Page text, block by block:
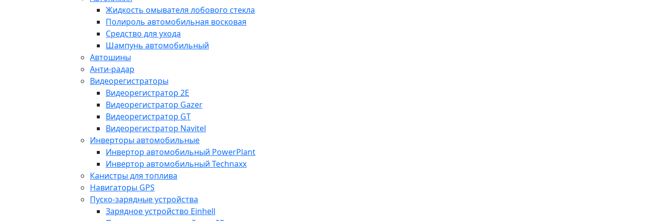
Жидкость омывателя лобового стекла
Полироль автомобильная восковая
Средство для ухода
Шампунь автомобильный
Автошины
Анти-радар
Видеорегистраторы
Видеорегистратор 2E
Видеорегистратор Gazer
Видеорегистратор GT
Видеорегистратор Navitel
Инверторы автомобильные
Инвертор автомобильный PowerPlant
Инвертор автомобильный Technaxx
Канистры для топлива
Навигаторы GPS
Пуско-зарядные устройства
Зарядное устройство Einhell